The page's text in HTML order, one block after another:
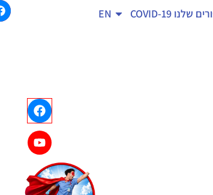
שלנו COVID-19
EN